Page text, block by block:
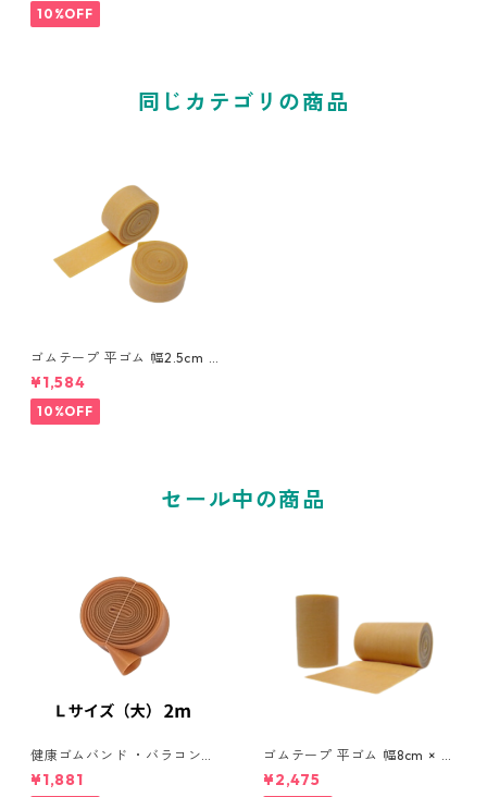
トレーニング 仙腸関節障害
調整ゴムチューブ
10%OFF
同じカテゴリの商品
ゴムテープ 平ゴム 幅2.5cm ×
2m (2本入り) バラコンバンド
シリーズ 天然ゴム トレーニ
ング リハビリ 仙腸関節障害
調整ゴムチューブ
¥1,584
10%OFF
セール中の商品
健康ゴムバンド ・バラコンバ
ンドL (大) 2ｍ(約幅３９ｍｍ×
長さ２ｍ） ゴムチューブ 腰痛
¥1,881
ゴムテープ 平ゴム 幅8cm × 2
m (1本) 天然ゴム バラコンバ
ンドシリーズ 腰 足 サポート
¥2,475